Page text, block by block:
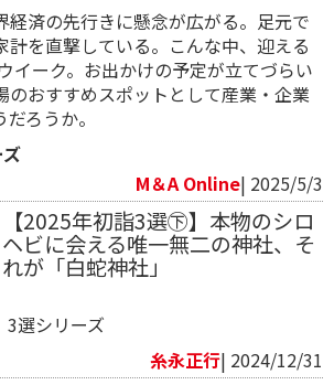
経済の先行きに懸念が広がる。足元で
計を直撃している。こんな中、迎える
イーク。お出かけの予定が立てづらい
のおすすめスポットとして産業・企業
ろうか。
M＆A Online| 2025/5/3
【2025年初詣3選㊦】本物のシロ
ヘビに会える唯一無二の神社、そ
れが「白蛇神社」
3選シリーズ
糸永正行| 2024/12/31